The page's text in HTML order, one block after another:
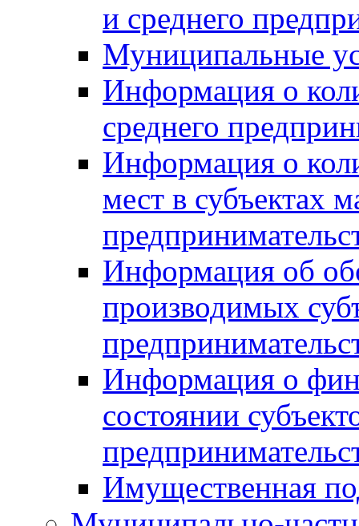
и среднего
Муниципальные
Информация о
среднего
Информация о
мест в субъектах
Информация об
производимых
Информация о
состоянии
Имущественная